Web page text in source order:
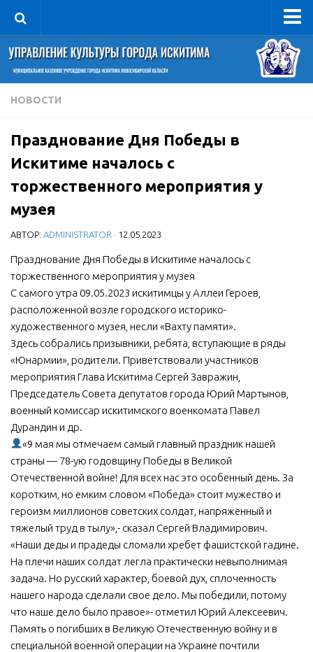
Управление
Руководитель
Сведения об организации
Книга почета культуры
Фотогалерея
Документы
Учредительные документы
Правовая база
Противодействие коррупции
Отчеты о деятельности
Учреждения культуры
МБУ Дом культуры «Молодость»
МБУ Дом культуры «Октябрь»
МБОУ ДО «Детская школа искусств»
МБОУ ДО «Детская музыкальная школа»
МБУК «Искитимский городской историко-художественный
МБУ Парк культуры и отдыха им. И.В. Коротеева
МБУК «Централизованная библиотечная система»
ДК «Россия»
Афиша
Независимая оценка качества
Контакты
НОВОСТИ
Празднование Дня Победы в
Искитиме началось с
торжественного мероприятия у
музея
АВТОР: ADMINISTRATOR · 12.05.2023
Празднование Дня Победы в Искитиме началось с
торжественного мероприятия у музея
С самого утра 09.05.2023 искитимцы у Аллеи Героев,
расположенной возле городского историко-
художественного музея, несли «Вахту памяти».
Здесь собрались призывники, ребята, вступающие в ряды
«Юнармии», родители. Приветствовали участников
мероприятия Глава Искитима Сергей Завражин,
Председатель Совета депутатов города Юрий Мартынов,
военный комиссар искитимского военкомата Павел
Дурандин и др.
«9 мая мы отмечаем самый главный праздник нашей
страны — 78-ую годовщину Победы в Великой
Отечественной войне! Для всех нас это особенный день. За
коротким, но емким словом «Победа» стоит мужество и
героизм миллионов советских солдат, напряженный и
тяжелый труд в тылу»,- сказал Сергей Владимирович.
«Наши деды и прадеды сломали хребет фашистской гадине.
На плечи наших солдат легла практически невыполнимая
задача. Но русский характер, боевой дух, сплоченность
нашего народа сделали свое дело. Мы победили, потому
что наше дело было правое»- отметил Юрий Алексеевич.
Память о погибших в Великую Отечественную войну и в
специальной военной операции на Украине почтили